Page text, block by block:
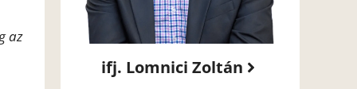
az
ifj. Lomnici Zoltán